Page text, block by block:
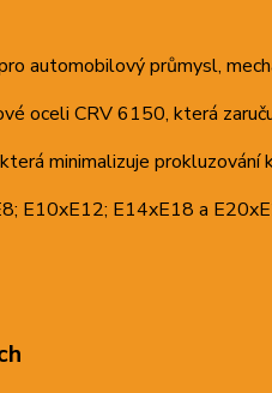
automobilový průmysl,
oceli CRV 6150, která
minimalizuje prokluzování
E10xE12; E14xE18 a